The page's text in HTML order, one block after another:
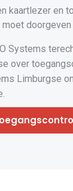
kaartlezer en
Systems
over
Limburgse